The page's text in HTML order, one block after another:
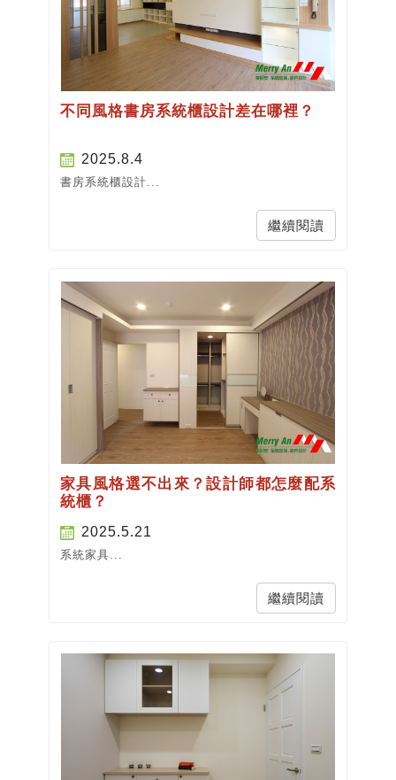
不同風格書房系統櫃設計差在哪裡？
2025.8.4
書房系統櫃設計...
繼續閱讀
家具風格選不出來？設計師都怎麼配系
統櫃？
2025.5.21
系統家具...
繼續閱讀